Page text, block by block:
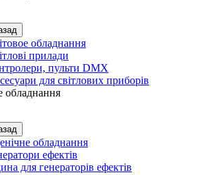
обладнання
прилади
пульти DMX
для світлових приборів
обладнання
обладнання
ефектів
для генераторів ефектів